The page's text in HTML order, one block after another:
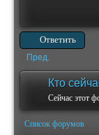
Ответить
Пред.
Кто
Сейчас этот
Список форумов